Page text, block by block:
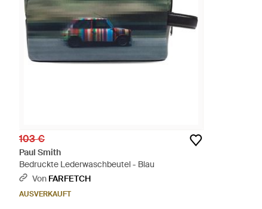
103 €
Paul Smith
Bedruckte Lederwaschbeutel - Blau
Von FARFETCH
AUSVERKAUFT